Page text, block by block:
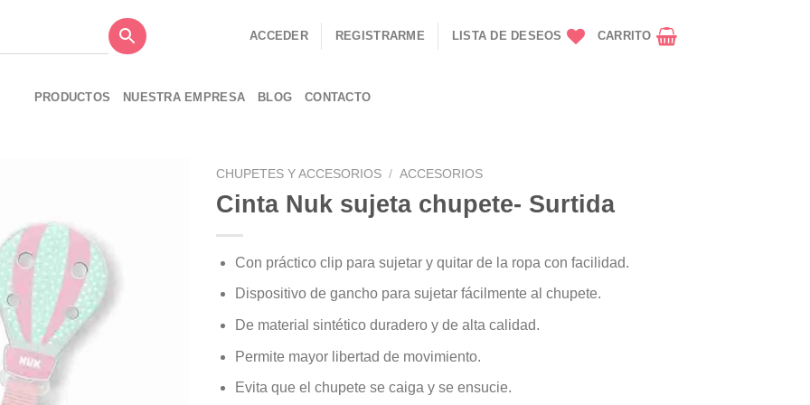
ACCEDER REGISTRARME LISTA DE DESEOS CARRITO
PRODUCTOS NUESTRA EMPRESA BLOG CONTACTO
CHUPETES Y ACCESORIOS / ACCESORIOS
Cinta Nuk sujeta chupete- Surtida
Con práctico clip para sujetar y quitar de la ropa con facilidad.
Dispositivo de gancho para sujetar fácilmente al chupete.
De material sintético duradero y de alta calidad.
Permite mayor libertad de movimiento.
Evita que el chupete se caiga y se ensucie.